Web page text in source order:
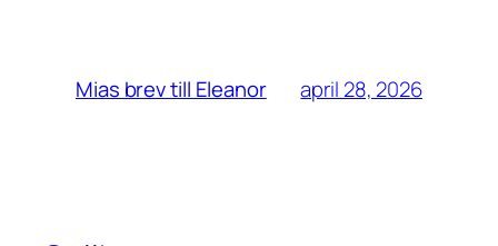
Mias brev till Eleanor april 28, 2026